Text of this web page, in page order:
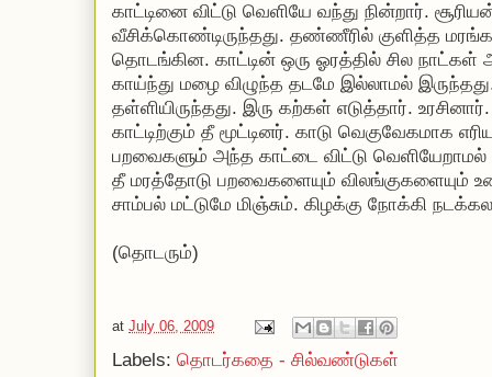
காட்டினை விட்டு வெளியே வந்து நின்றார்.
வீசிக்கொண்டிருந்தது. தண்ணீரில் குளித்த
தொடங்கின. காட்டின் ஒரு ஓரத்தில் சில நாட்கள்
காய்ந்து மழை விழுந்த தடமே இல்லாமல்
தள்ளியிருந்தது. இரு கற்கள் எடுத்தார். உரசினார்.
காட்டிற்கும் தீ மூட்டினர். காடு வெகுவேகமாக
பறவைகளும் அந்த காட்டை விட்டு வெளியேறாமல்
தீ மரத்தோடு பறவைகளையும்
சாம்பல் மட்டுமே மிஞ்சும். கிழக்கு நோக்கி
(தொடரும்)
at July 06, 2009
Labels: தொடர்கதை - சில்வண்டுகள்